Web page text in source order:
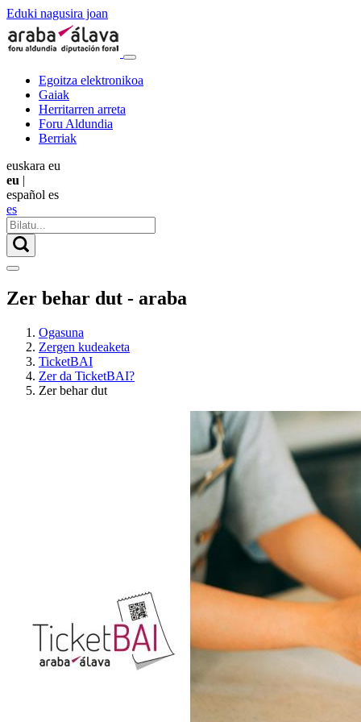
Eduki nagusira joan
Egoitza elektronikoa
Gaiak
Herritarren arreta
Foru Aldundia
Berriak
euskara eu
eu |
español es
es
Zer behar dut - araba
Ogasuna
Zergen kudeaketa
TicketBAI
Zer da TicketBAI?
Zer behar dut